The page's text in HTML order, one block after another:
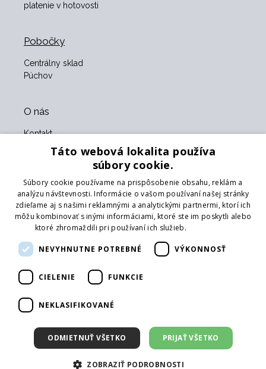
platenie v hotovosti
Pobočky
Centrálny sklad
Púchov
O nás
Kontakt
Obchodné podmienky
Naši partneri
Formulár na vrátenie tovaru
Vrátenie tovaru
Doprava
Sledujte nás
Prihlásiť mailing
Táto webová lokalita používa
súbory cookie.
Súbory cookie používame na prispôsobenie obsahu, reklám a
analýzu návštevnosti. Informácie o vašom používaní našej stránky
zdieľame aj s našimi reklamnými a analytickými partnermi, ktorí ich
môžu kombinovať s inými informáciami, ktoré ste im poskytli alebo
ktoré zhromaždili pri používaní ich služieb.
NEVYHNUTNE POTREBNÉ VÝKONNOSŤ
CIELENIE FUNKCIE
NEKLASIFIKOVANÉ
PRIJAŤ VŠETKO
ODMIETNUŤ VŠETKO
ZOBRAZIŤ PODROBNOSTI